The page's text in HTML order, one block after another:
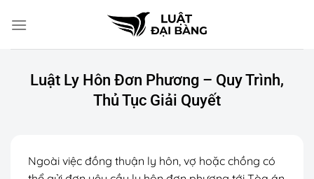
đến
Luật Ly Hôn Đơn Phương – Quy Trình,
Thủ Tục Giải Quyết
Ngoài việc đồng thuận ly hôn, vợ hoặc chồng có